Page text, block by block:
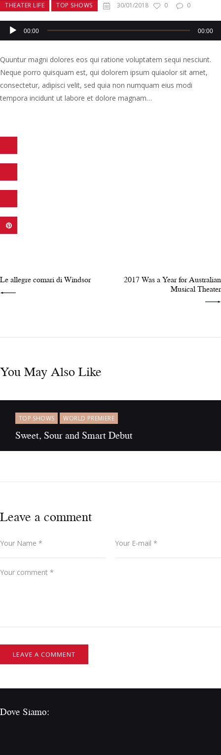
THEATER LIFE TOP SHOWS 30/01/2018 0 0
Audio
Player
00:00 00:00
Quuntur magni dolores eos qui ratione voluptatem sequi nesciunt.
Neque porro quisquam est, qui dolorem ipsum quiaolor sit amet,
consectetur, adipisci velit, sed quia non numquam eius modi
tempora incidunt ut labore et dolore magnam…
Le allegre comari di Windsor
2017 Was a Year for Australian
Musical Theater
You May Also Like
2017 Was a Year for Australian Musical Theater
TOP SHOWS WORLD PREMIERE
Sweet, Sour and Smart Debut
Leave a comment
Dove Siamo: